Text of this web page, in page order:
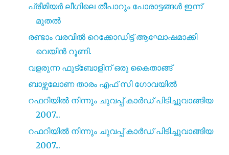
പ്രീമിയർ ലീഗിലെ തീപാറും പോരാട്ടങ്ങൾ ഇന്ന്
മുതൽ
രണ്ടാം വരവിൽ റെക്കോഡിട്ട് ആഘോഷമാക്കി
വെയിൻ റൂണി.
വളരുന്ന ഫുട്ബോളിന് ഒരു കൈതാങ്ങ്
ബാഴ്സലോണ താരം എഫ് സി ഗോവയിൽ
റഫറിയിൽ നിന്നും ചുവപ്പ് കാർഡ് പിടിച്ചുവാങ്ങിയ
2007...
റഫറിയിൽ നിന്നും ചുവപ്പ് കാർഡ് പിടിച്ചുവാങ്ങിയ
2007...